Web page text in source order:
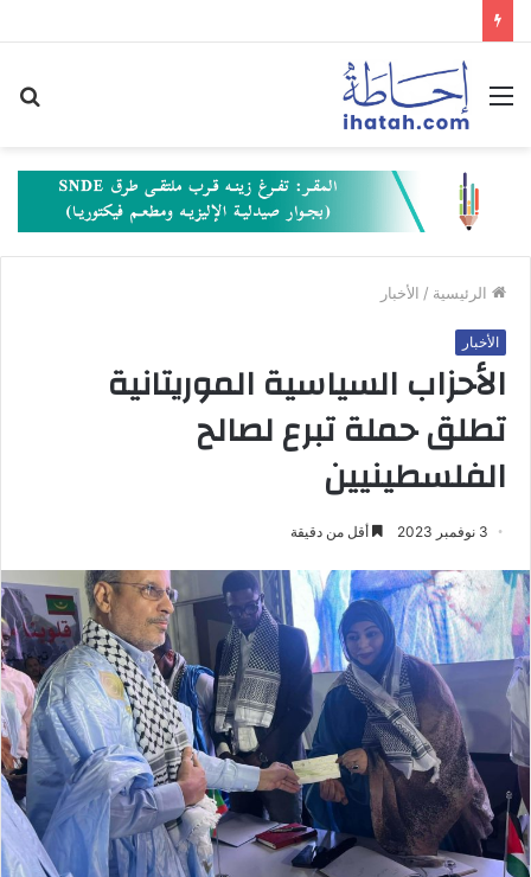
القائمة
الرئيسية / الأخبار
الأخبار
الأحزاب السياسية الموريتانية
تطلق حملة تبرع لصالح
الفلسطينيين
3 نوفمبر 2023 أقل من دقيقة